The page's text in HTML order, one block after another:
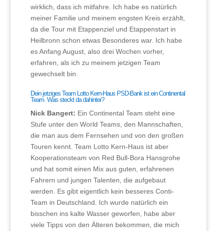
wirklich, dass ich mitfahre. Ich habe es natürlich
meiner Familie und meinem engsten Kreis erzählt,
da die Tour mit Etappenziel und Etappenstart in
Heilbronn schon etwas Besonderes war. Ich habe
es Anfang August, also drei Wochen vorher,
erfahren, als ich zu meinem jetzigen Team
gewechselt bin.
Dein jetziges Team Lotto Kern-Haus PSD-Bank ist ein Continental
Team. Was steckt da dahinter?
Nick Bangert: Ein Continental Team steht eine
Stufe unter den World Teams, den Mannschaften,
die man aus dem Fernsehen und von den großen
Touren kennt. Team Lotto Kern-Haus ist aber
Kooperationsteam von Red Bull-Bora Hansgrohe
und hat somit einen Mix aus guten, erfahrenen
Fahrern und jungen Talenten, die aufgebaut
werden. Es gibt eigentlich kein besseres Conti-
Team in Deutschland. Ich wurde natürlich ein
bisschen ins kalte Wasser geworfen, habe aber
viele Tipps von den Älteren bekommen, die mich